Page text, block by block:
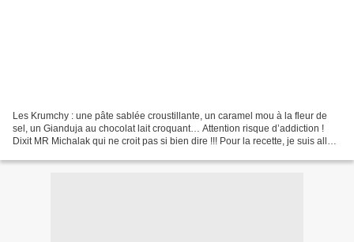
Les Krumchy : une pâte sablée croustillante, un caramel mou à la fleur de
sel, un Gianduja au chocolat lait croquant… Attention risque d’addiction !
Dixit MR Michalak qui ne croit pas si bien dire !!! Pour la recette, je suis allée